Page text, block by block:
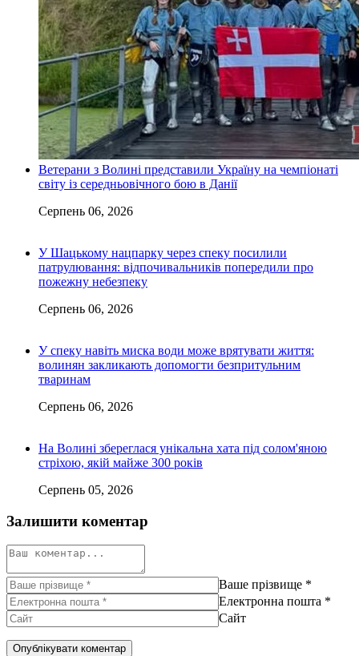
Ветерани з Волині представили Україну на чемпіонаті
світу із середньовічного бою в Данії
Серпень 06, 2026
У Шацькому нацпарку через спеку посилили
патрулювання: відпочивальників попередили про
пожежну небезпеку
Серпень 06, 2026
У спеку навіть миска води може врятувати життя:
волинян закликають допомогти безпритульним
тваринам
Серпень 06, 2026
На Волині збереглася унікальна хата під солом'яною
стріхою, якій майже 300 років
Серпень 05, 2026
Залишити коментар
Ваше прізвище *
Електронна пошта *
Сайт